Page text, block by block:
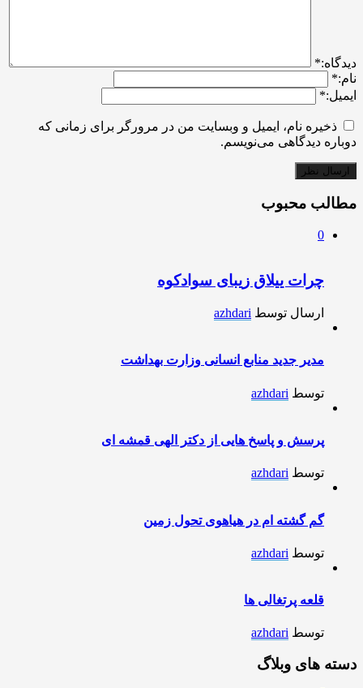
ديدگاه:*
نام:*
ایمیل:*
ذخیره نام، ایمیل و وبسایت من در مرورگر برای زمانی که
دوباره دیدگاهی می‌نویسم.
مطالب محبوب
0
چرات ییلاق زیبای سوادکوه
ارسال توسط azhdari
مدیر جدید منابع انسانی وزارت بهداشت
توسط azhdari
پرسش و پاسخ هایی از دکتر الهی قمشه ای
توسط azhdari
گم گشته ام در هیاهوی تحول زمین
توسط azhdari
قلعه پرتغالی ها
توسط azhdari
دسته های وبلاگ